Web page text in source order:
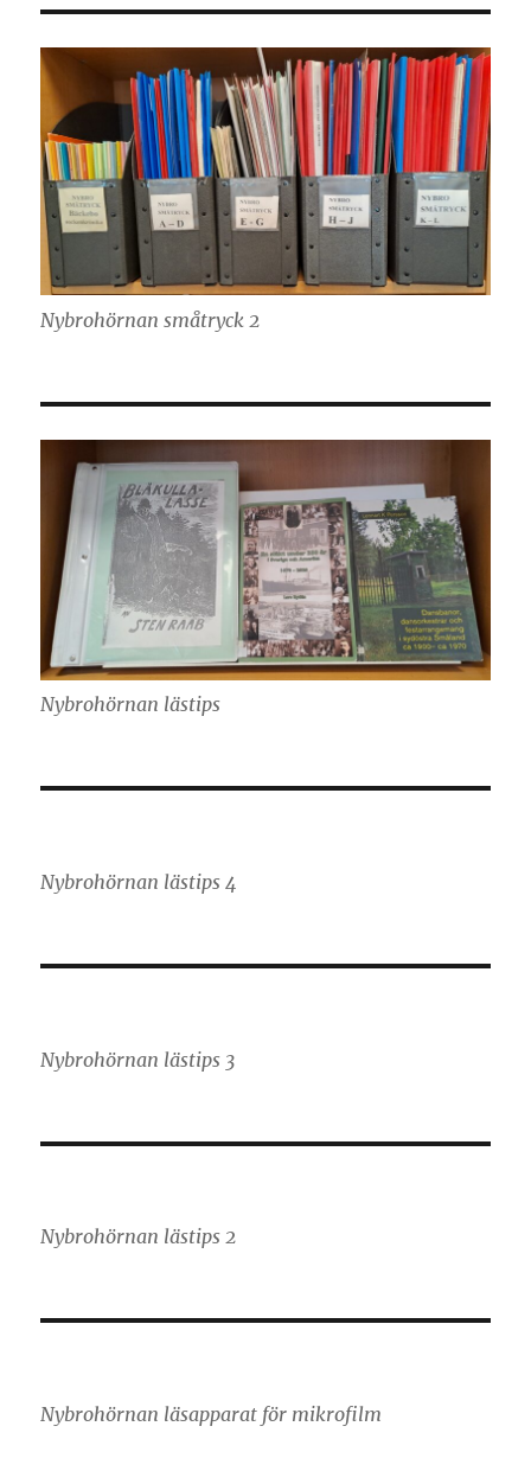
Nybrohörnan småtryck 2
Nybrohörnan lästips
Nybrohörnan lästips 4
Nybrohörnan lästips 3
Nybrohörnan lästips 2
Nybrohörnan läsapparat för mikrofilm